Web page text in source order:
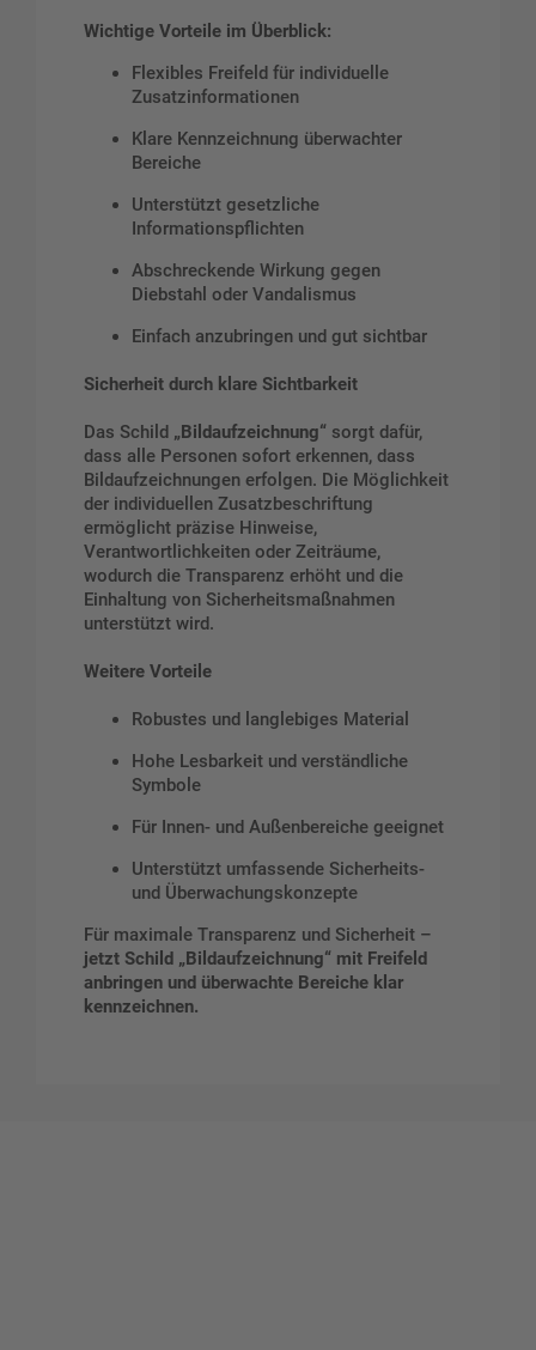
Wichtige Vorteile im Überblick:
Flexibles Freifeld für individuelle
Zusatzinformationen
Klare Kennzeichnung überwachter
Bereiche
Unterstützt gesetzliche
Informationspflichten
Abschreckende Wirkung gegen
Diebstahl oder Vandalismus
Einfach anzubringen und gut sichtbar
Sicherheit durch klare Sichtbarkeit
Das Schild „Bildaufzeichnung“ sorgt dafür,
dass alle Personen sofort erkennen, dass
Bildaufzeichnungen erfolgen. Die Möglichkeit
der individuellen Zusatzbeschriftung
ermöglicht präzise Hinweise,
Verantwortlichkeiten oder Zeiträume,
wodurch die Transparenz erhöht und die
Einhaltung von Sicherheitsmaßnahmen
unterstützt wird.
Weitere Vorteile
Robustes und langlebiges Material
Hohe Lesbarkeit und verständliche
Symbole
Für Innen- und Außenbereiche geeignet
Unterstützt umfassende Sicherheits-
und Überwachungskonzepte
Für maximale Transparenz und Sicherheit –
jetzt Schild „Bildaufzeichnung“ mit Freifeld
anbringen und überwachte Bereiche klar
kennzeichnen.